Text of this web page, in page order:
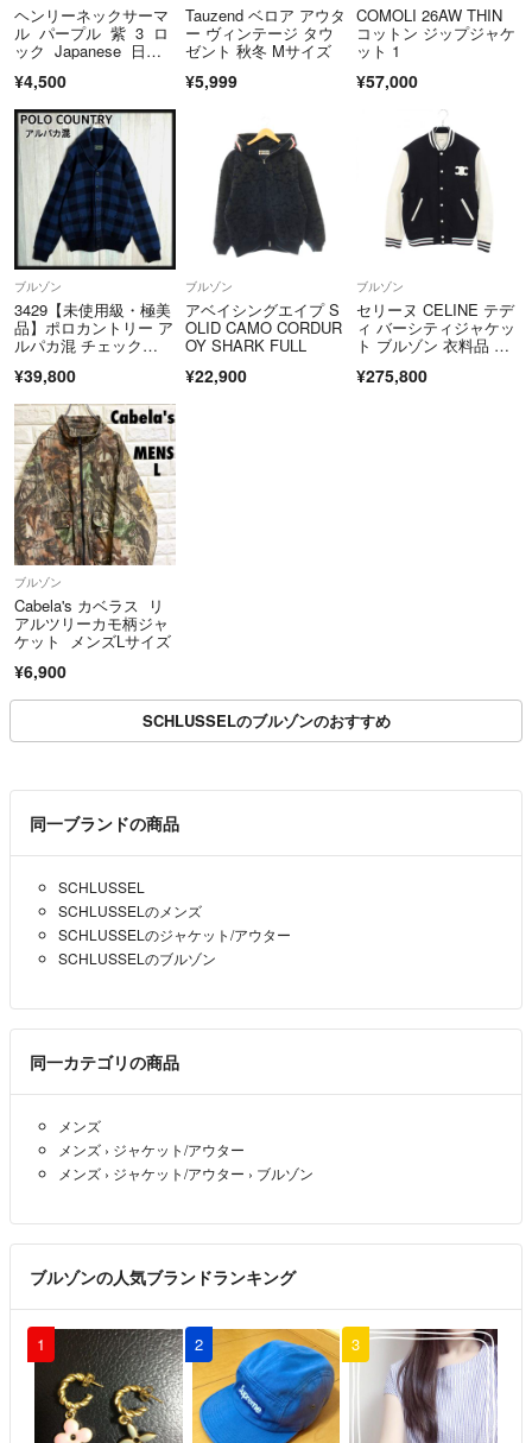
ヘンリーネックサーマ
ル パープル 紫 3 ロ
ック Japanese 日本
¥4,500
Tauzend ベロア アウタ
ー ヴィンテージ タウ
ゼント 秋冬 Mサイズ
¥5,999
COMOLI 26AW THIN
コットン ジップジャケ
ット 1
¥57,000
ブルゾン
3429【未使用級・極美
品】ポロカントリー ア
ルパカ混 チェック
¥39,800
ブルゾン
アベイシングエイプ S
OLID CAMO CORDUR
OY SHARK FULL
¥22,900
ブルゾン
セリーヌ CELINE テデ
ィ バーシティジャケッ
ト ブルゾン 衣料品 ア
ー メンズ ネイビー
¥275,800
ブルゾン
Cabela's カベラス リ
アルツリーカモ柄ジャ
ケット メンズLサイズ
¥6,900
SCHLUSSELのブルゾンのおすすめ
同一ブランドの商品
SCHLUSSEL
SCHLUSSELのメンズ
SCHLUSSELのジャケット/アウター
SCHLUSSELのブルゾン
同一カテゴリの商品
メンズ
メンズ › ジャケット/アウター
メンズ › ジャケット/アウター › ブルゾン
ブルゾンの人気ブランドランキング
1 2 3